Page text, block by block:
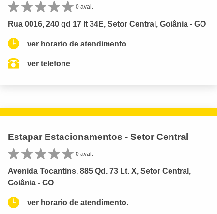
0 aval.
Rua 0016, 240 qd 17 lt 34E, Setor Central, Goiânia - GO
ver horario de atendimento.
ver telefone
Estapar Estacionamentos - Setor Central
0 aval.
Avenida Tocantins, 885 Qd. 73 Lt. X, Setor Central,
Goiânia - GO
ver horario de atendimento.